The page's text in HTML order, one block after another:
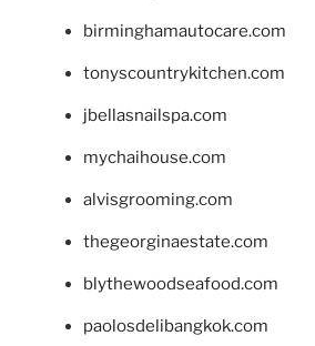
birminghamautocare.com
tonyscountrykitchen.com
jbellasnailspa.com
mychaihouse.com
alvisgrooming.com
thegeorginaestate.com
blythewoodseafood.com
paolosdelibangkok.com